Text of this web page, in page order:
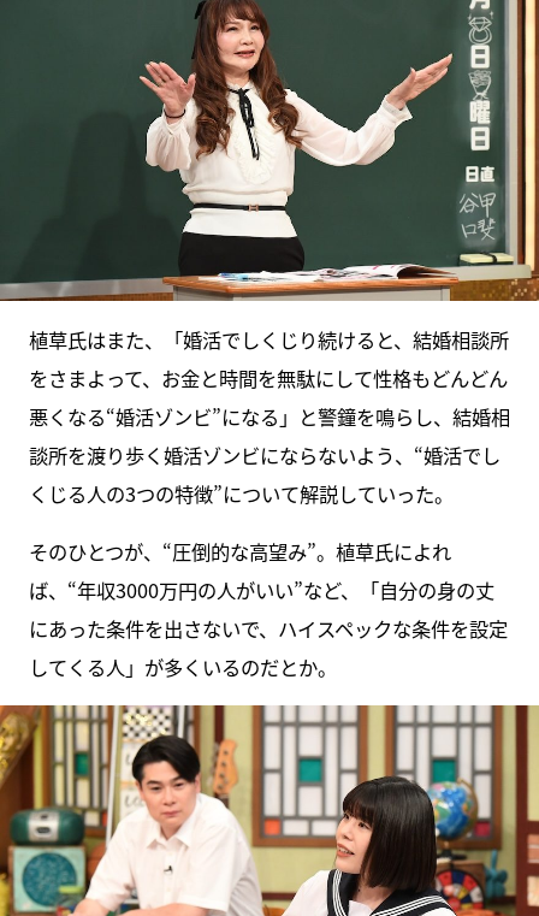
植草氏はまた、「婚活でしくじり続けると、結婚相談所
をさまよって、お金と時間を無駄にして性格もどんどん
悪くなる“婚活ゾンビ”になる」と警鐘を鳴らし、結婚相
談所を渡り歩く婚活ゾンビにならないよう、“婚活でし
くじる人の3つの特徴”について解説していった。
そのひとつが、“圧倒的な高望み”。植草氏によれ
ば、“年収3000万円の人がいい”など、「自分の身の丈
にあった条件を出さないで、ハイスペックな条件を設定
してくる人」が多くいるのだとか。